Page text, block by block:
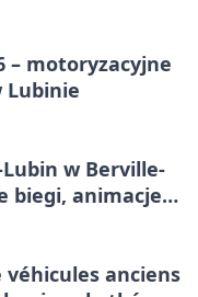
– motoryzacyjne
Lubinie
w Berville-
biegi, animacje i
anciens